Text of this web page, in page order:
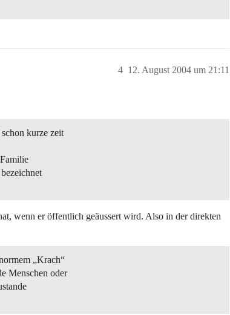
12. August 2004 um 21:11
4
kurze zeit
wenn er öffentlich geäussert wird. Also in der direkten
„Krach“
Menschen oder